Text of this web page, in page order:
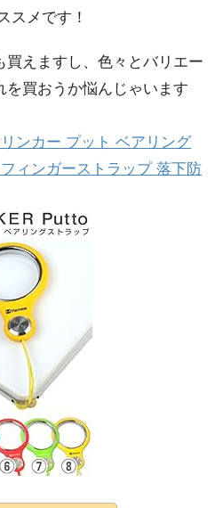
スメです！
買えますし、色々とバリエー
を買おうか悩んじゃいます
ンカー プット ベアリング
ィンガーストラップ 落下防